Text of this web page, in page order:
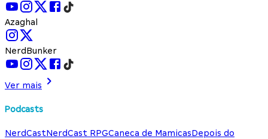
Azaghal
NerdBunker
Ver mais
Podcasts
NerdCastNerdCast RPGCaneca de MamicasDepois do